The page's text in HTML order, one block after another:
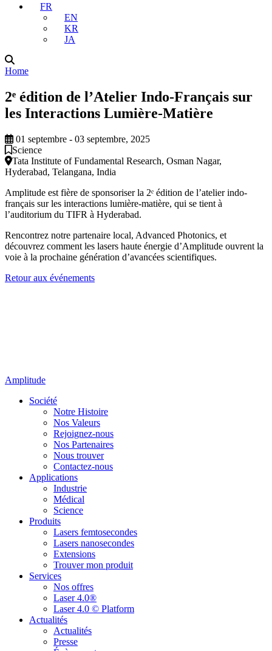
FR
EN
KR
JA
Home
2ᵉ édition de l’Atelier Indo-Français sur
les Interactions Lumière-Matière
01 septembre - 03 septembre, 2025
Science
Tata Institute of Fundamental Research, Osman Nagar,
Hyderabad, Telangana, India
Amplitude est fière de sponsoriser la 2ᵉ édition de l’atelier indo-
français sur les interactions lumière-matière, qui se tient à
l’auditorium du TIFR à Hyderabad.
Rencontrez notre partenaire local, Advanced Photonics, et
découvrez comment les lasers haute énergie d’Amplitude ouvrent la
voie à la prochaine génération d’avancées scientifiques.
Retour aux événements
Amplitude
Société
Notre Histoire
Nos Valeurs
Rejoignez-nous
Nos Partenaires
Nous trouver
Contactez-nous
Applications
Industrie
Médical
Science
Produits
Lasers femtosecondes
Lasers nanosecondes
Extensions
Trouver mon produit
Services
Nos offres
Laser 4.0®
Laser 4.0 © Platform
Actualités
Actualités
Presse